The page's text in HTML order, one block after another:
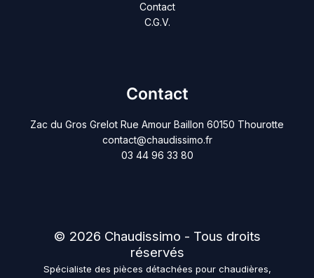
Contact
C.G.V.
Contact
Zac du Gros Grelot Rue Amour Baillon 60150 Thourotte
contact@chaudissimo.fr
03 44 96 33 80
© 2026 Chaudissimo - Tous droits
réservés
Spécialiste des pièces détachées pour chaudières,